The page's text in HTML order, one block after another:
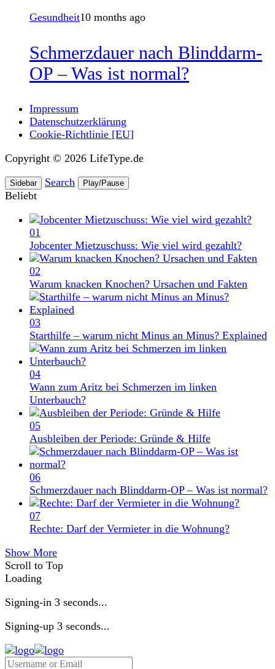
Gesundheit10 months ago
Schmerzdauer nach Blinddarm-
OP – Was ist normal?
Impressum
Datenschutzerklärung
Cookie-Richtlinie [EU]
Copyright © 2026 LifeType.de
Sidebar Search Play/Pause
Beliebt
01
Jobcenter Mietzuschuss: Wie viel wird gezahlt?
02
Warum knacken Knochen? Ursachen und Fakten
03
Starthilfe – warum nicht Minus an Minus? Explained
04
Wann zum Aritz bei Schmerzen im linken
Unterbauch?
05
Ausbleiben der Periode: Gründe & Hilfe
06
Schmerzdauer nach Blinddarm-OP – Was ist normal?
07
Rechte: Darf der Vermieter in die Wohnung?
Show More
Scroll to Top
Loading
Signing-in 3 seconds...
Signing-up 3 seconds...